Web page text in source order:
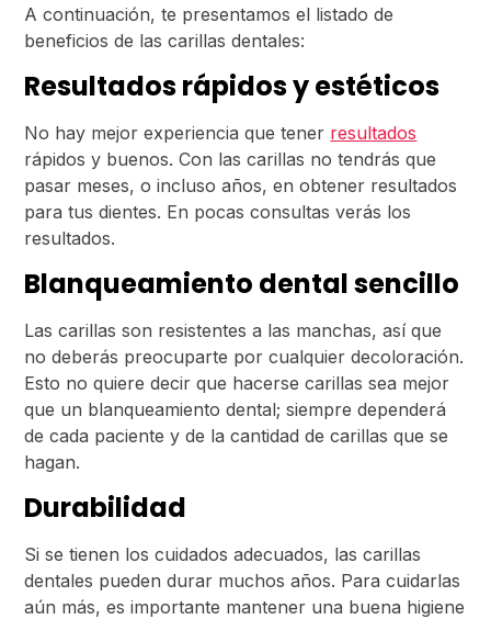
A continuación, te presentamos el listado de
beneficios de las carillas dentales:
Resultados rápidos y estéticos
No hay mejor experiencia que tener resultados
rápidos y buenos. Con las carillas no tendrás que
pasar meses, o incluso años, en obtener resultados
para tus dientes. En pocas consultas verás los
resultados.
Blanqueamiento dental sencillo
Las carillas son resistentes a las manchas, así que
no deberás preocuparte por cualquier decoloración.
Esto no quiere decir que hacerse carillas sea mejor
que un blanqueamiento dental; siempre dependerá
de cada paciente y de la cantidad de carillas que se
hagan.
Durabilidad
Si se tienen los cuidados adecuados, las carillas
dentales pueden durar muchos años. Para cuidarlas
aún más, es importante mantener una buena higiene